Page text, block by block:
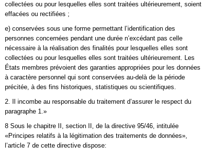
collectées ou pour lesquelles elles sont traitées ultérieurement, soient
effacées ou rectifiées ;
e) conservées sous une forme permettant l’identification des
personnes concernées pendant une durée n’excédant pas celle
nécessaire à la réalisation des finalités pour lesquelles elles sont
collectées ou pour lesquelles elles sont traitées ultérieurement. Les
États membres prévoient des garanties appropriées pour les données
à caractère personnel qui sont conservées au-delà de la période
précitée, à des fins historiques, statistiques ou scientifiques.
2. Il incombe au responsable du traitement d’assurer le respect du
paragraphe 1.»
8 Sous le chapitre II, section II, de la directive 95/46, intitulée
«Principes relatifs à la légitimation des traitements de données»,
l’article 7 de cette directive dispose: